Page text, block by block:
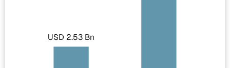
USD 2.53 Bn